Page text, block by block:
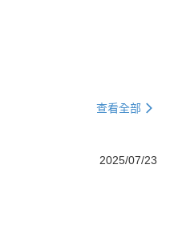
查看全部
2025/07/23